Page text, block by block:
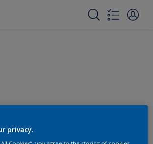
privacy.